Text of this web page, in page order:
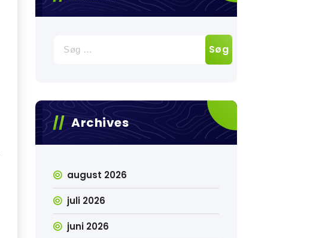
efter:
Archives
august 2026
juli 2026
juni 2026